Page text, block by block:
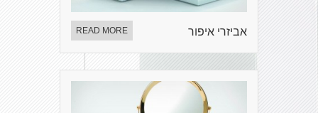
אביזרי איפור READ MORE